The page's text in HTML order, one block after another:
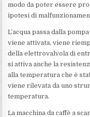
modo da poter essere
ipotesi di
L’acqua passa dalla
viene attivata, viene
della elettrovalvola di
si attiva anche la
alla temperatura che è
viene rilevata da uno
temperatura.
La macchina da caffè a